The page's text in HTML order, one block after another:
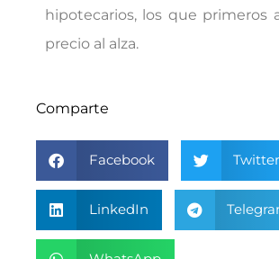
hipotecarios, los que primeros
precio al alza.
Comparte
Facebook Twitter
LinkedIn